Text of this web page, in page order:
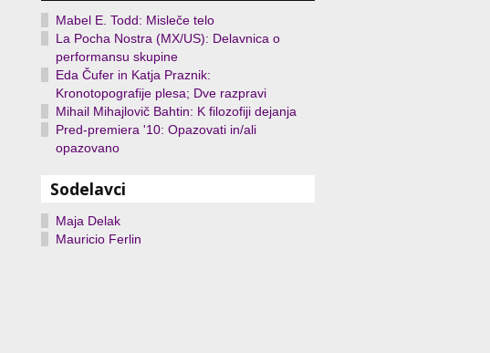
Mabel E. Todd: Misleče telo
La Pocha Nostra (MX/US): Delavnica o
performansu skupine
Eda Čufer in Katja Praznik:
Kronotopografije plesa; Dve razpravi
Mihail Mihajlovič Bahtin: K filozofiji dejanja
Pred-premiera '10: Opazovati in/ali
opazovano
Sodelavci
Maja Delak
Mauricio Ferlin